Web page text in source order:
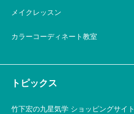
メイクレッスン
カラーコーディネート教室
トピックス
竹下宏の九星気学 ショッピングサイト